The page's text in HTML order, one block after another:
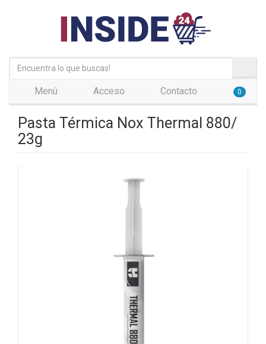
Menú Acceso Contacto 0
Pasta Térmica Nox Thermal 880/
23g